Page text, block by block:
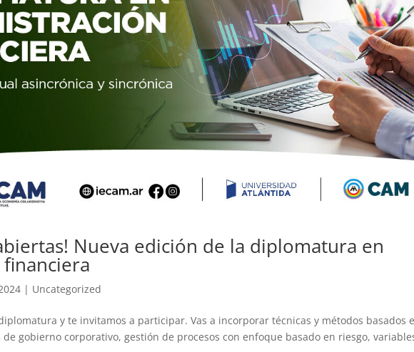
Nueva edición de la diplomatura en
| Uncategorized
y te invitamos a participar. Vas a incorporar técnicas y métodos basados
gobierno corporativo, gestión de procesos con enfoque basado en riesgo,